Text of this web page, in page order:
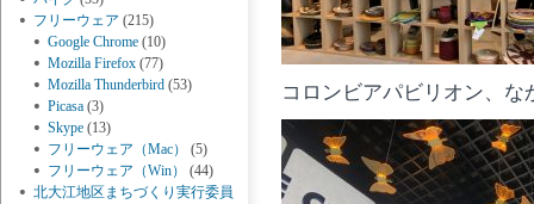
フリーウェア (215)
Google Chrome (10)
Mozilla Firefox (77)
Mozilla Thunderbird (53)
Picasa (3)
Skype (13)
フリーウェア（Mac）
(5)
フリーウェア（Win）
(44)
北大江地区まちづくり実行委員
コロンビアパビリオン、